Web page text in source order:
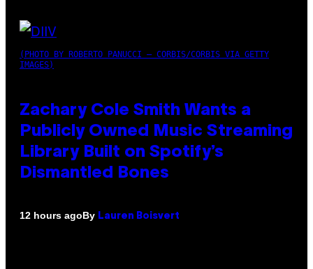
(PHOTO BY ROBERTO PANUCCI – CORBIS/CORBIS VIA GETTY
IMAGES)
Zachary Cole Smith Wants a
Publicly Owned Music Streaming
Library Built on Spotify’s
Dismantled Bones
12 hours agoBy Lauren Boisvert